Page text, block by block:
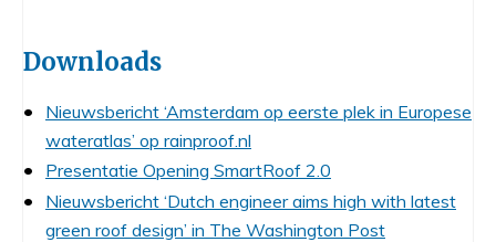
Downloads
Nieuwsbericht ‘Amsterdam op eerste plek in Europese
wateratlas’ op rainproof.nl
Presentatie Opening SmartRoof 2.0
Nieuwsbericht ‘Dutch engineer aims high with latest
green roof design’ in The Washington Post